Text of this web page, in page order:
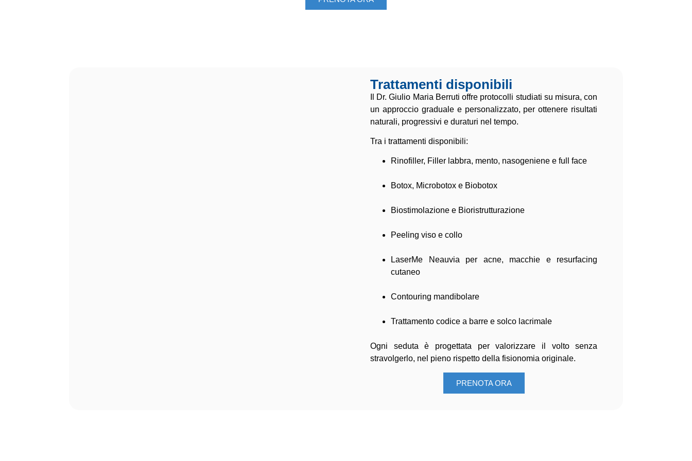
Trattamenti disponibili
Il Dr. Giulio Maria Berruti offre protocolli studiati su misura, con
un approccio graduale e personalizzato, per ottenere risultati
naturali, progressivi e duraturi nel tempo.
Tra i trattamenti disponibili:
Rinofiller, Filler labbra, mento, nasogeniene e full face
Botox, Microbotox e Biobotox
Biostimolazione e Bioristrutturazione
Peeling viso e collo
LaserMe Neauvia per acne, macchie e resurfacing
cutaneo
Contouring mandibolare
Trattamento codice a barre e solco lacrimale
Ogni seduta è progettata per valorizzare il volto senza
stravolgerlo, nel pieno rispetto della fisionomia originale.
PRENOTA ORA